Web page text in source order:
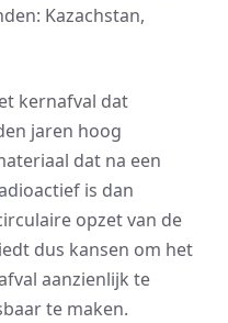
Kazachstan,
kernafval dat
jaren hoog
dat na een
is dan
opzet van de
dus kansen om het
aanzienlijk te
te maken.